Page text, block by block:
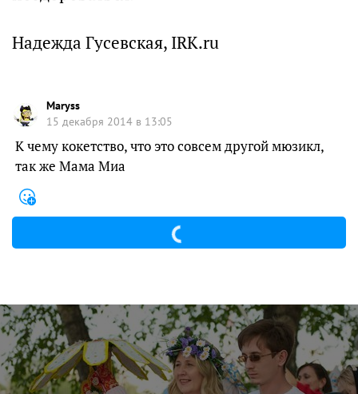
Надежда Гусевская, IRK.ru
Maryss
15 декабря 2014 в 13:05
К чему кокетство, что это совсем другой мюзикл,
так же Мама Миа